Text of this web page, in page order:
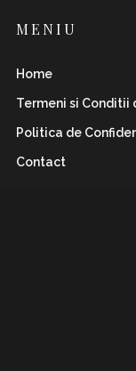
MENIU
Home
Termeni si Conditii
Politica de
Contact